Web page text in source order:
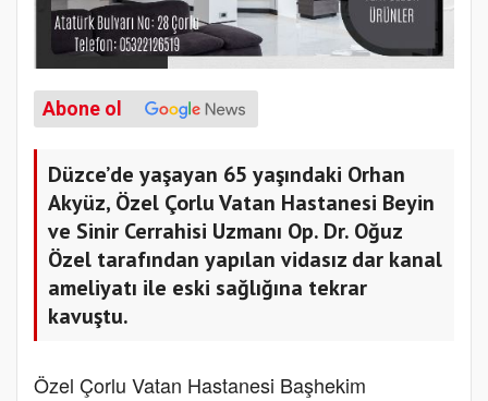
Abone ol
Düzce’de yaşayan 65 yaşındaki Orhan
Akyüz, Özel Çorlu Vatan Hastanesi Beyin
ve Sinir Cerrahisi Uzmanı Op. Dr. Oğuz
Özel tarafından yapılan vidasız dar kanal
ameliyatı ile eski sağlığına tekrar
kavuştu.
Özel Çorlu Vatan Hastanesi Başhekim